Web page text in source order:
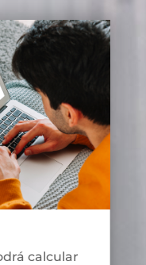
calcular